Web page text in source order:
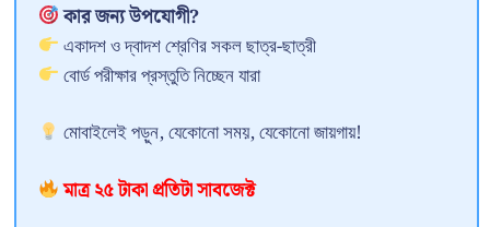
কার জন্য উপযোগী?
একাদশ ও দ্বাদশ শ্রেণির সকল ছাত্র-ছাত্রী
বোর্ড পরীক্ষার প্রস্তুতি নিচ্ছেন যারা
মোবাইলেই পড়ুন, যেকোনো সময়, যেকোনো জায়গায়!
মাত্র ২৫ টাকা প্রতিটা সাবজেক্ট